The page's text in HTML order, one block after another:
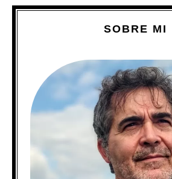
SOBRE MI